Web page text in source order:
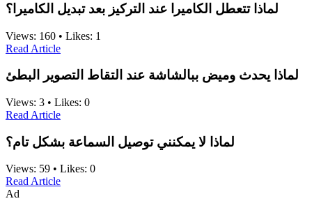
لماذا تتعطل الكاميرا عند التركيز بعد تبديل الكاميرا؟
Views: 160 • Likes: 1
Read Article
لماذا يحدث وميض ببالشاشة عند التقاط التصوير البطئ
Views: 3 • Likes: 0
Read Article
لماذا لا يمكنني توصيل السماعة بشكل تام؟
Views: 59 • Likes: 0
Read Article
Ad